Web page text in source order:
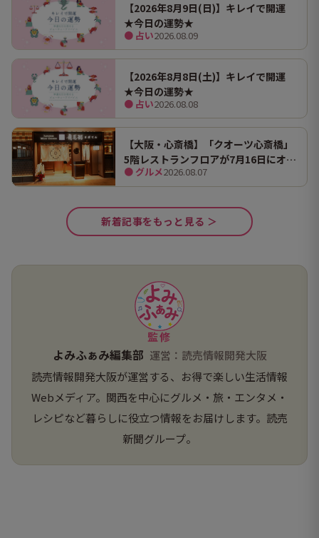
【2026年8月9日(日)】キレイで開運
★今日の運勢★
● 占い2026.08.09
【2026年8月8日(土)】キレイで開運
★今日の運勢★
● 占い2026.08.08
【大阪・心斎橋】「クオーツ心斎橋」
5階レストランフロアが7月16日にオー
プン！ 全国初・関西初出店を含む多彩
な9店舗
● グルメ2026.08.07
新着記事をもっと見る ＞
監修
よみふぁみ編集部 運営：読売情報開発大阪
読売情報開発大阪が運営する、お得で楽しい生活情報
Webメディア。関西を中心にグルメ・旅・エンタメ・
レシピなど暮らしに役立つ情報をお届けします。読売
新聞グループ。